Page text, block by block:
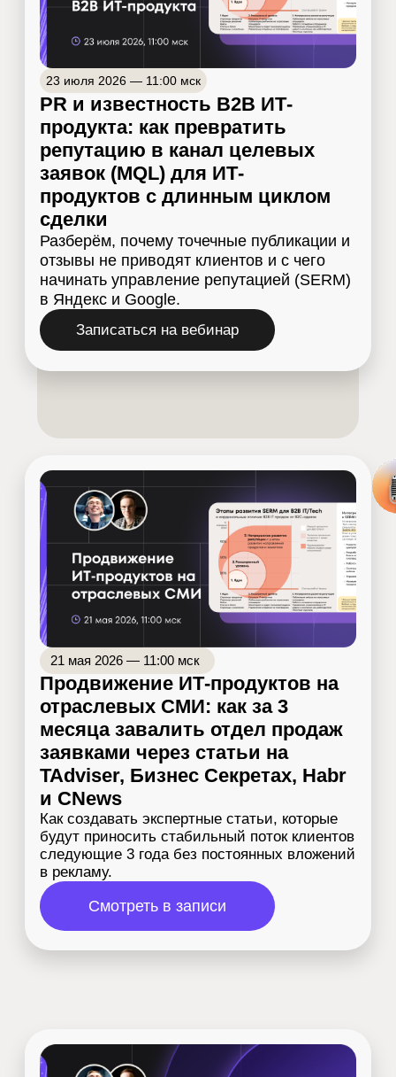
20 августа 2026 — 11:00 мск
Архитектура сайта ИТ-компании
Как ускорить запуск проекта за счет ясной
документации и предварительной дискавери
фазы с опорой на поисковую (SEO)
аналитику
Подписаться на анонс
digital-маркетинг на международном
рынке и разберем нюансы
продвижения в зарубежной версии
Google
Подписаться на анонс
восприятие вашей компании
поиске — и как на это влиять
системно. Покажем, с чего
работу с SERM, учитывая
поисковых привычек в
Подписаться на анонс
За ваш проект возьмутся практикующие
специалисты, которые ежедневно
качают мышцу в продвижении продуктов
в IT/Tech-нишах: EdTech, Telecom,
Cybersecurity, цифровые B2B-
Беспрецедентная
экспертиза в
продвижении SaaS-
платформ, приложений и
продуктов на рынках
России, США, Европы,
Латама и APAC